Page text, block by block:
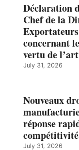
Déclaration
Chef de la
concernant
vertu de
July 31, 2026
Nouveaux
réponse
July 31, 2026